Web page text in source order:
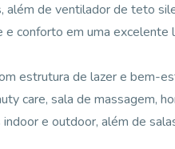
de ventilador de teto
e conforto em uma excelente
estrutura de lazer e bem-
care, sala de massagem,
e outdoor, além de